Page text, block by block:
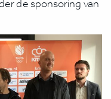
de sponsoring van